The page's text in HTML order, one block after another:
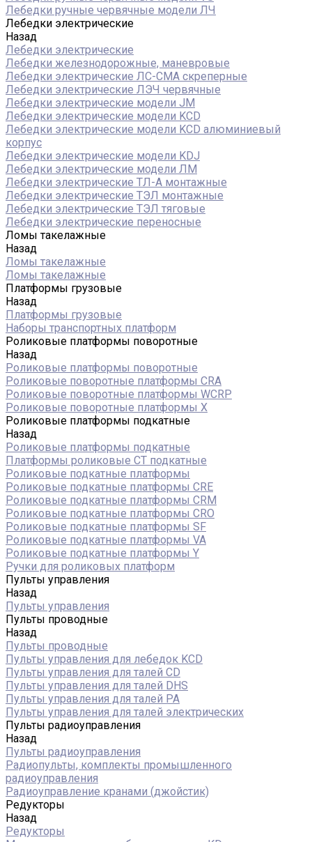
Лебедки ручные червячные модели ЛЧ
Лебедки электрические
Назад
Лебедки электрические
Лебедки железнодорожные, маневровые
Лебедки электрические ЛС-СМА скреперные
Лебедки электрические ЛЭЧ червячные
Лебедки электрические модели JM
Лебедки электрические модели KCD
Лебедки электрические модели KCD алюминиевый
корпус
Лебедки электрические модели KDJ
Лебедки электрические модели ЛМ
Лебедки электрические ТЛ-А монтажные
Лебедки электрические ТЭЛ монтажные
Лебедки электрические ТЭЛ тяговые
Лебедки электрические переносные
Ломы такелажные
Назад
Ломы такелажные
Ломы такелажные
Платформы грузовые
Назад
Платформы грузовые
Наборы транспортных платформ
Роликовые платформы поворотные
Назад
Роликовые платформы поворотные
Роликовые поворотные платформы CRA
Роликовые поворотные платформы WCRP
Роликовые поворотные платформы X
Роликовые платформы подкатные
Назад
Роликовые платформы подкатные
Платформы роликовые СТ подкатные
Роликовые подкатные платформы
Роликовые подкатные платформы CRE
Роликовые подкатные платформы CRM
Роликовые подкатные платформы CRO
Роликовые подкатные платформы SF
Роликовые подкатные платформы VA
Роликовые подкатные платформы Y
Ручки для роликовых платформ
Пульты управления
Назад
Пульты управления
Пульты проводные
Назад
Пульты проводные
Пульты управления для лебедок KCD
Пульты управления для талей CD
Пульты управления для талей DHS
Пульты управления для талей РА
Пульты управления для талей электрических
Пульты радиоуправления
Назад
Пульты радиоуправления
Радиопульты, комплекты промышленного
радиоуправления
Радиоуправление кранами (джойстик)
Редукторы
Назад
Редукторы